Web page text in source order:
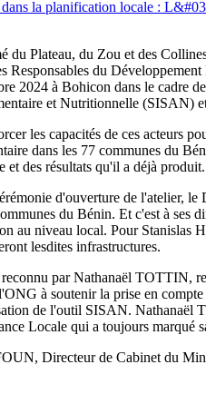
du Plateau, du Zou et des
Responsables du
2024 à Bohicon dans le cadre
et Nutritionnelle (SISAN)
les capacités de ces acteurs
dans les 77 communes du
et des résultats qu'il a déjà
d'ouverture de l'atelier,
du Bénin. Et c'est à
au niveau local. Pour Stanislas
lesdites infrastructures.
par Nathanaël TOTTIN,
à soutenir la prise en
de l'outil SISAN.
Locale qui a toujours marqué
Directeur de Cabinet du